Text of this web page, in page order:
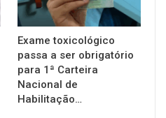
Exame toxicológico
passa a ser obrigatório
para 1ª Carteira
Nacional de
Habilitação…